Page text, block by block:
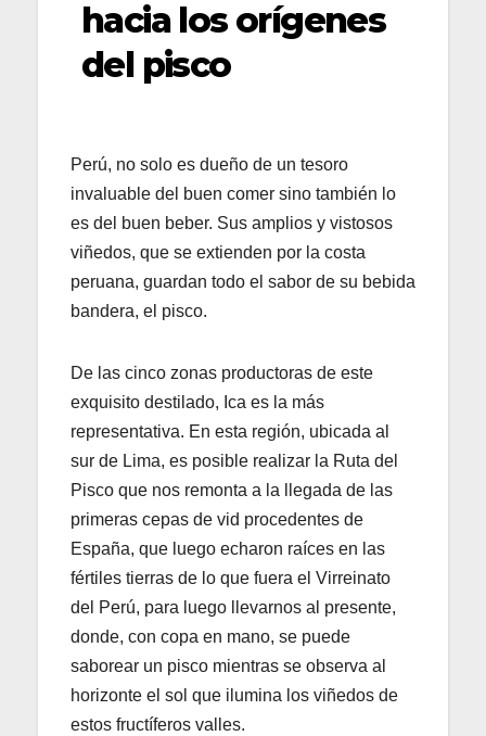
hacia los orígenes
del pisco
Perú, no solo es dueño de un tesoro
invaluable del buen comer sino también lo
es del buen beber. Sus amplios y vistosos
viñedos, que se extienden por la costa
peruana, guardan todo el sabor de su bebida
bandera, el pisco.
De las cinco zonas productoras de este
exquisito destilado, Ica es la más
representativa. En esta región, ubicada al
sur de Lima, es posible realizar la Ruta del
Pisco que nos remonta a la llegada de las
primeras cepas de vid procedentes de
España, que luego echaron raíces en las
fértiles tierras de lo que fuera el Virreinato
del Perú, para luego llevarnos al presente,
donde, con copa en mano, se puede
saborear un pisco mientras se observa al
horizonte el sol que ilumina los viñedos de
estos fructíferos valles.